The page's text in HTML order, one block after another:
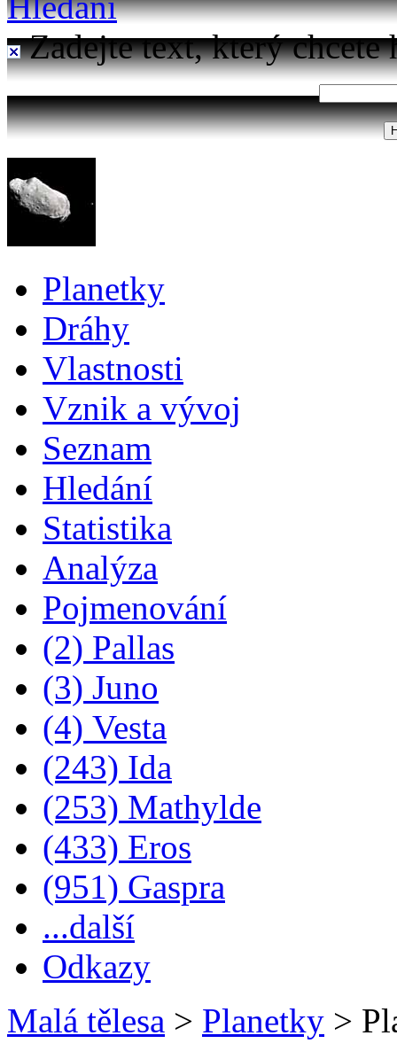
Zadejte text, který chcete
Planetky
Dráhy
Vlastnosti
Vznik a vývoj
Seznam
Hledání
Statistika
Analýza
Pojmenování
(2) Pallas
(3) Juno
(4) Vesta
(243) Ida
(253) Mathylde
(433) Eros
(951) Gaspra
...další
Odkazy
Malá tělesa > Planetky >